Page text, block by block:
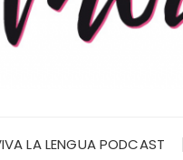
LA LENGUA PODCAST